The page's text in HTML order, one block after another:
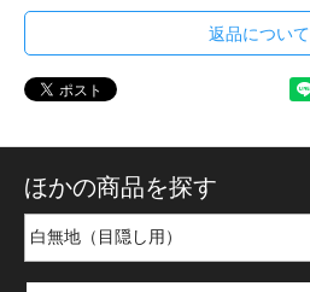
返品について
ほかの商品を探す